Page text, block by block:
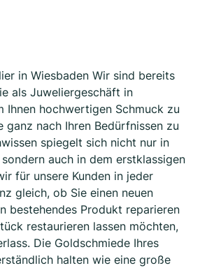
in Wiesbaden Wir sind bereits
als Juweliergeschäft in
Ihnen hochwertigen Schmuck zu
ganz nach Ihren Bedürfnissen zu
spiegelt sich nicht nur in
auch in dem erstklassigen
für unsere Kunden in jeder
gleich, ob Sie einen neuen
bestehendes Produkt reparieren
restaurieren lassen möchten,
Die Goldschmiede Ihres
halten wie eine große